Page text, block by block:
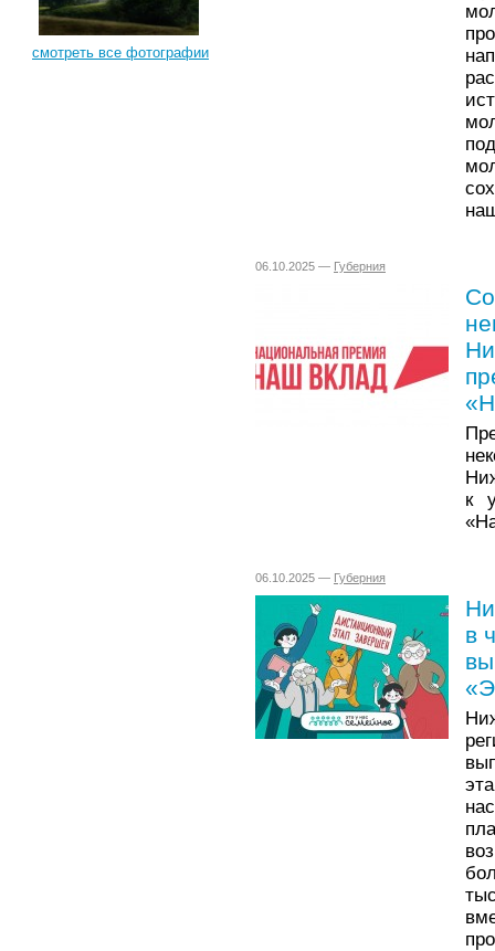
смотреть все фотографии
06.10.2025 — Губерния
к
06.10.2025 — Губерния
в